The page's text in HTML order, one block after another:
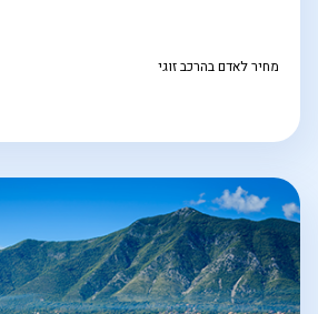
מחיר לאדם בהרכב זוגי